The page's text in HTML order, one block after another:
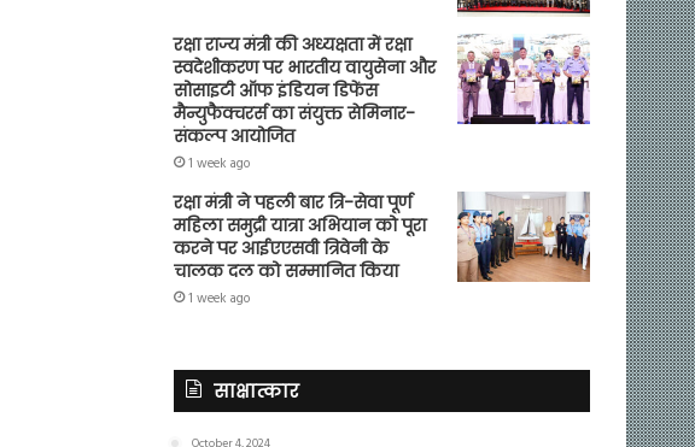
रक्षा राज्य मंत्री की अध्यक्षता में रक्षा
स्वदेशीकरण पर भारतीय वायुसेना और
सोसाइटी ऑफ इंडियन डिफेंस
मैन्युफैक्चरर्स का संयुक्त सेमिनार-
संकल्प आयोजित
1 week ago
रक्षा मंत्री ने पहली बार त्रि-सेवा पूर्ण
महिला समुद्री यात्रा अभियान को पूरा
करने पर आईएएसवी त्रिवेनी के
चालक दल को सम्मानित किया
1 week ago
साक्षात्कार
October 4, 2024